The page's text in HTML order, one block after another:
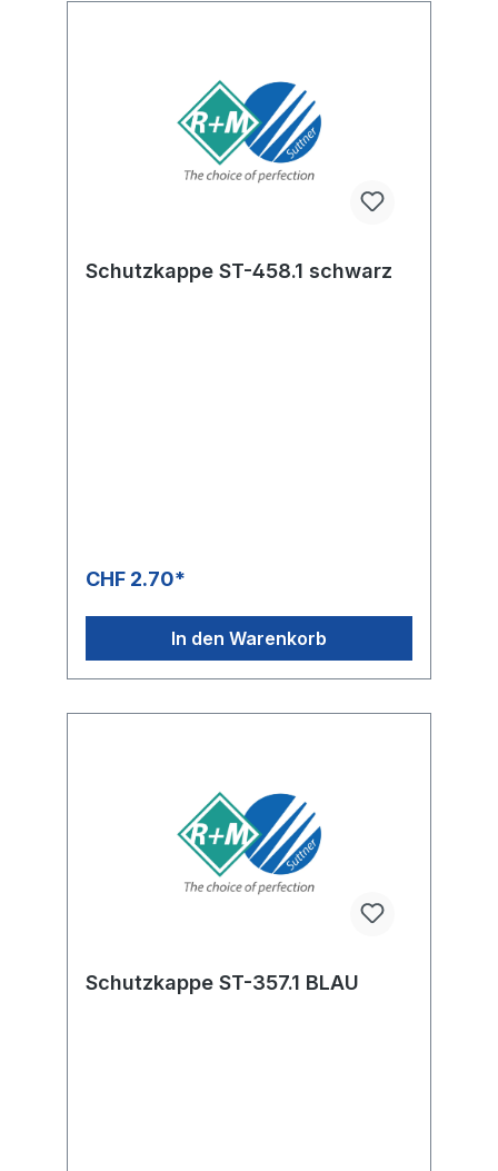
Schutzkappe ST-458.1 schwarz
CHF 2.70*
In den Warenkorb
Schutzkappe ST-357.1 BLAU